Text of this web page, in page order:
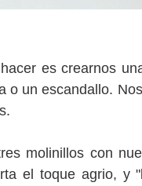
es crearnos
o un escandallo.
molinillos con
el toque agrio, y